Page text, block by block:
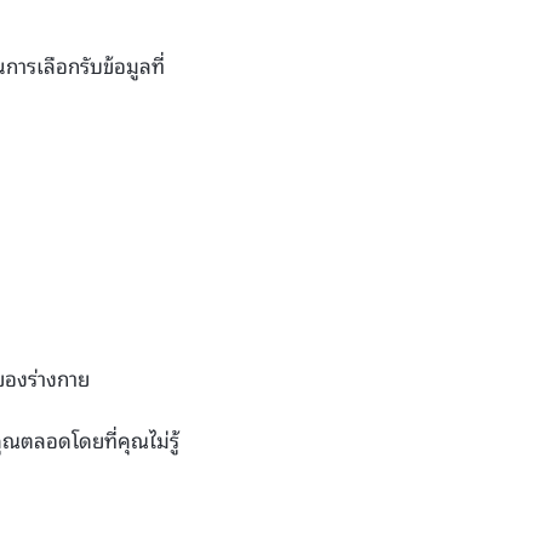
ารเลือกรับข้อมูลที่
งร่างกาย
ตลอดโดยที่คุณไม่รู้